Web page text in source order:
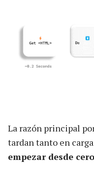
La razón principal
tardan tanto en
empezar desde